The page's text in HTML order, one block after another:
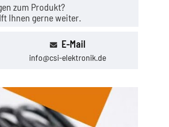
zum Produkt?
Ihnen gerne weiter.
E-Mail
info@csi-elektronik.de